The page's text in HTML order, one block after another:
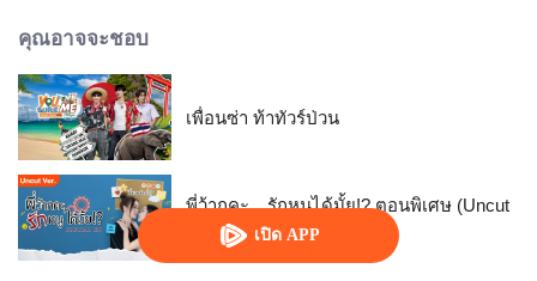
เปิด APP
คุณอาจจะชอบ
เพื่อนซ่า ท้าทัวร์ป่วน
พี่ว้ากคะ…รักหนูได้มั้ย!? ตอนพิเศษ (Uncut
Ver.)